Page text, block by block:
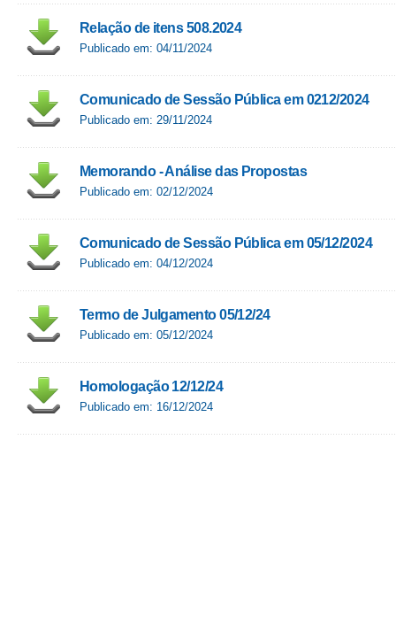
Relação de itens 508.2024
Publicado em: 04/11/2024
Comunicado de Sessão Pública em 0212/2024
Publicado em: 29/11/2024
Memorando - Análise das Propostas
Publicado em: 02/12/2024
Comunicado de Sessão Pública em 05/12/2024
Publicado em: 04/12/2024
Termo de Julgamento 05/12/24
Publicado em: 05/12/2024
Homologação 12/12/24
Publicado em: 16/12/2024